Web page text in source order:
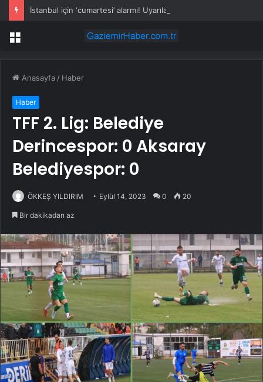
İstanbul için ‘cumartesi’ alarmı! Uyarılar turuncuya döndü
Menü
Anasayfa / Haber
Haber
TFF 2. Lig: Belediye
Derincespor: 0 Aksaray
Belediyespor: 0
ÖKKEŞ YILDIRIM Eylül 14, 2023 0 20
Bir dakikadan az